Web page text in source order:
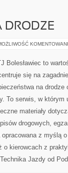
DRODZE
Bolesławiec to
się na
na drodze
To serwis, w którym
materiały
drogowych,
z myślą
o kierowcach z
Jazdy od